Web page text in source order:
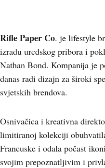
Rifle Paper Co. je lifestyle
izradu uredskog pribora i
Nathan Bond. Kompanija je
danas radi dizajn za široki
svjetskih brendova.
Osnivačica i kreativna
limitiranoj kolekciji
Francuske i odala počast
svojim prepoznatljivim i